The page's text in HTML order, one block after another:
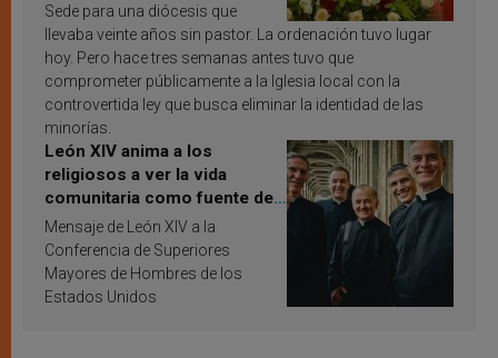
Sede para una diócesis que
llevaba veinte años sin pastor. La ordenación tuvo lugar
hoy. Pero hace tres semanas antes tuvo que
comprometer públicamente a la Iglesia local con la
controvertida ley que busca eliminar la identidad de las
minorías.
León XIV anima a los
religiosos a ver la vida
comunitaria como fuente de
inspiración y santificación
Mensaje de León XIV a la
Conferencia de Superiores
Mayores de Hombres de los
Estados Unidos